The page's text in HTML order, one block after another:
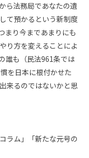
ら法務局であなたの遺
て預かるという新制度
まり今まであまりにも
り方を変えることによ
誰も（民法961条では
を日本に根付かせた
来るのではないかと思
ラム」「新たな元号の